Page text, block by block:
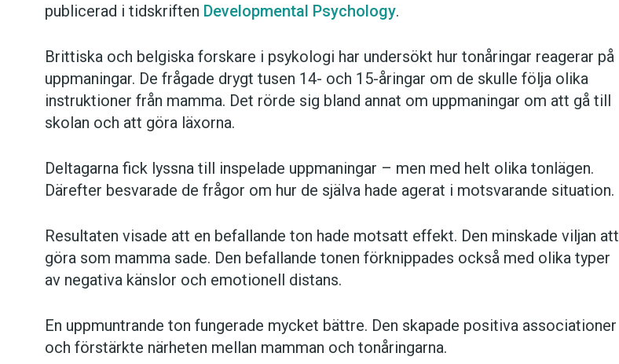
publicerad i tidskriften Developmental Psychology.
Brittiska och belgiska forskare i psykologi har undersökt hur tonåringar reagerar på
uppmaningar. De frågade drygt tusen 14- och 15-åringar om de skulle följa olika
instruktioner från mamma. Det rörde sig bland annat om uppmaningar om att gå till
skolan och att göra läxorna.
Deltagarna fick lyssna till inspelade uppmaningar – men med helt olika tonlägen.
Därefter besvarade de frågor om hur de själva hade agerat i motsvarande situation.
Resultaten visade att en befallande ton hade motsatt effekt. Den minskade viljan att
göra som mamma sade. Den befallande tonen förknippades också med olika typer
av negativa känslor och emotionell distans.
En uppmuntrande ton fungerade mycket bättre. Den skapade positiva associationer
och förstärkte närheten mellan mamman och tonåringarna.